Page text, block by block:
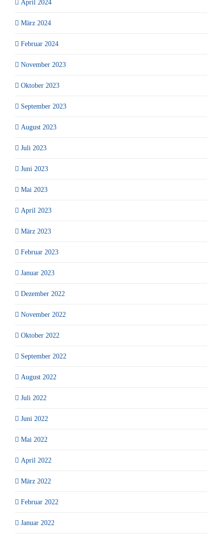
April 2024
März 2024
Februar 2024
November 2023
Oktober 2023
September 2023
August 2023
Juli 2023
Juni 2023
Mai 2023
April 2023
März 2023
Februar 2023
Januar 2023
Dezember 2022
November 2022
Oktober 2022
September 2022
August 2022
Juli 2022
Juni 2022
Mai 2022
April 2022
März 2022
Februar 2022
Januar 2022